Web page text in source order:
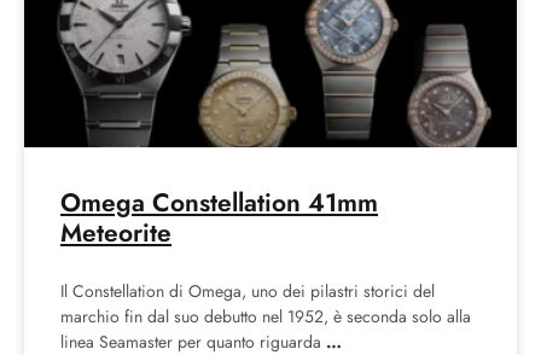
Omega Constellation 41mm
Meteorite
Il Constellation di Omega, uno dei pilastri storici del
marchio fin dal suo debutto nel 1952, è seconda solo alla
linea Seamaster per quanto riguarda